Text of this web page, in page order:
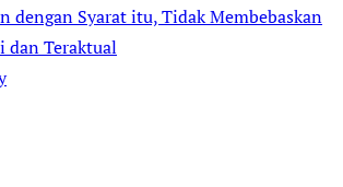
dengan Syarat itu, Tidak Membebaskan
dan Teraktual